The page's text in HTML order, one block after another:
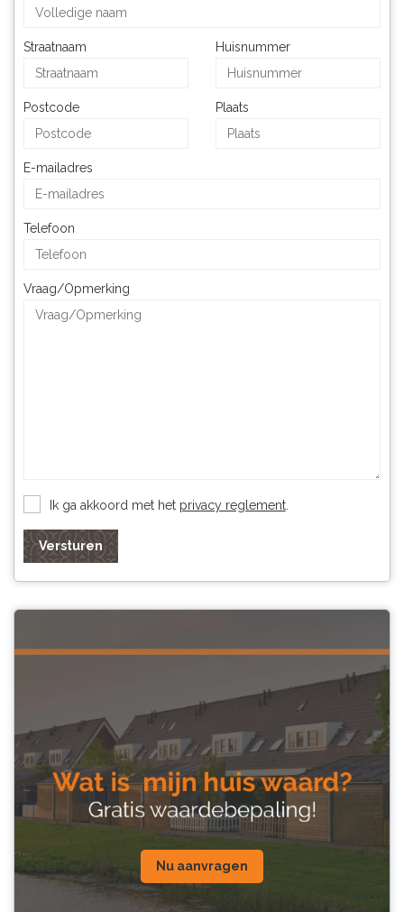
Straatnaam Huisnummer
Postcode Plaats
E-mailadres
Telefoon
Vraag/Opmerking
Ik ga akkoord met het privacy reglement.
Versturen
Nu aanvragen